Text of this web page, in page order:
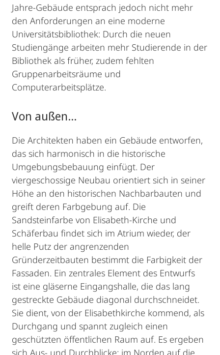
Jahre-Gebäude entsprach jedoch nicht mehr
den Anforderungen an eine moderne
Universitätsbibliothek: Durch die neuen
Studiengänge arbeiten mehr Studierende in der
Bibliothek als früher, zudem fehlten
Gruppenarbeitsräume und
Computerarbeitsplätze.
Von außen...
Die Architekten haben ein Gebäude entworfen,
das sich harmonisch in die historische
Umgebungsbebauung einfügt. Der
viergeschossige Neubau orientiert sich in seiner
Höhe an den historischen Nachbarbauten und
greift deren Farbgebung auf. Die
Sandsteinfarbe von Elisabeth-Kirche und
Schäferbau findet sich im Atrium wieder, der
helle Putz der angrenzenden
Gründerzeitbauten bestimmt die Farbigkeit der
Fassaden. Ein zentrales Element des Entwurfs
ist eine gläserne Eingangshalle, die das lang
gestreckte Gebäude diagonal durchschneidet.
Sie dient, von der Elisabethkirche kommend, als
Durchgang und spannt zugleich einen
geschützten öffentlichen Raum auf. Es ergeben